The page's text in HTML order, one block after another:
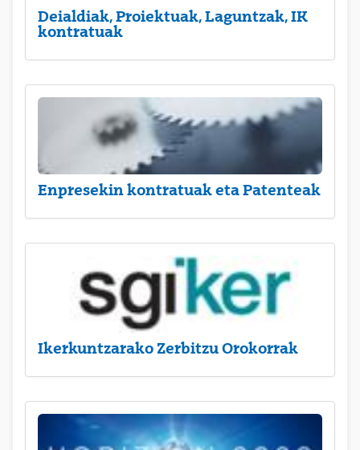
Deialdiak, Proiektuak, Laguntzak, IK
kontratuak
Enpresekin kontratuak eta Patenteak
Ikerkuntzarako Zerbitzu Orokorrak